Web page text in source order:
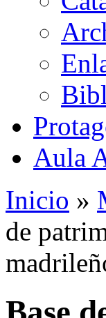
Aula
Inicio »
de